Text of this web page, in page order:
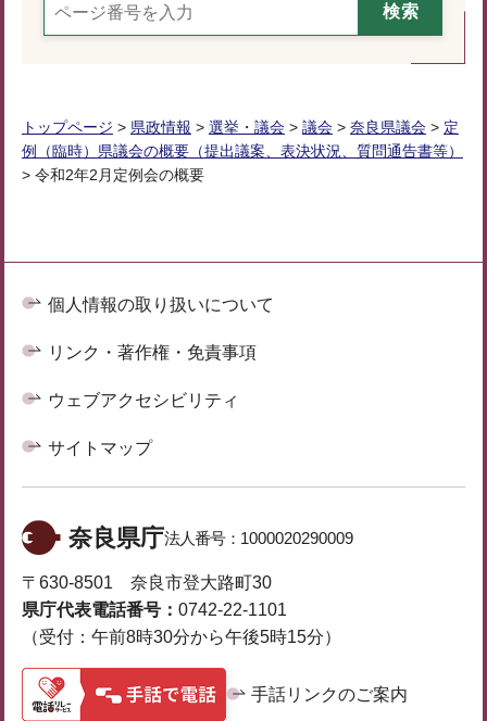
トップページ > 県政情報 > 選挙・議会 > 議会 > 奈良県議会 > 定
例（臨時）県議会の概要（提出議案、表決状況、質問通告書等）
> 令和2年2月定例会の概要
個人情報の取り扱いについて
リンク・著作権・免責事項
ウェブアクセシビリティ
サイトマップ
奈良県庁法人番号： 1000020290009
〒630-8501 奈良市登大路町30
県庁代表電話番号： 0742-22-1101
（受付：午前8時30分から午後5時15分）
手話リンクのご案内